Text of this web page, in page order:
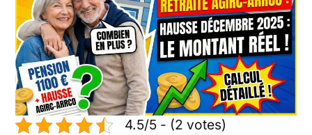
4.5/5 - (2 votes)